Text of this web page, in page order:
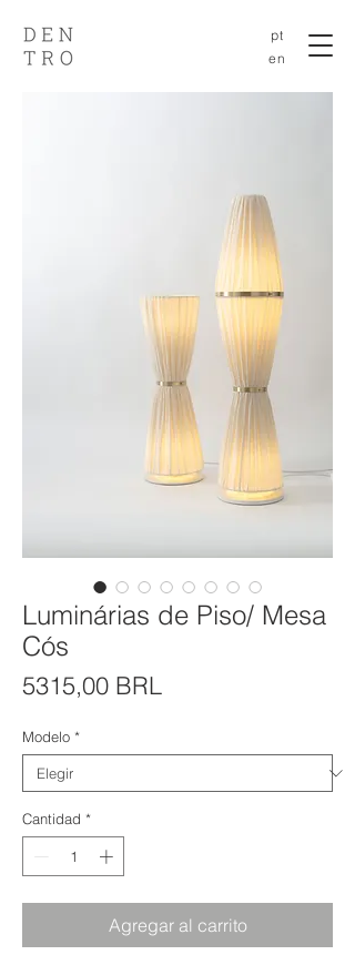
pt
en
Luminárias de Piso/ Mesa
Cós
5315,00 BRLPrecio
Modelo *
Cantidad *
Agregar al carrito